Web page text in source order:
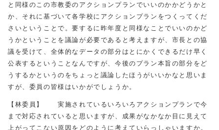
と同様のこの市教委のアクションプランでいいのかかどうかと
か、それに基づいて各学校にアクションプランをつくってくだ
さいということで。要するに昨年度と同様なことでいいのかど
うかということを議論が必要であると考えますが、市長との協
議を受けて、全体的なデータの部分はとにかくできるだけ早く
公表するということなんですが、今後のプラン本旨の部分をど
うするかというのをちょっと議論したほうがいいかなと思いま
すが、委員の皆様はいかがでしょうか。
【林委員】 実施されているいろいろアクションプランで今
まで対応されていると思いますが、成果がなかなか目に見えて
上がってこない原因をどのように考えていらっしゃいますか。